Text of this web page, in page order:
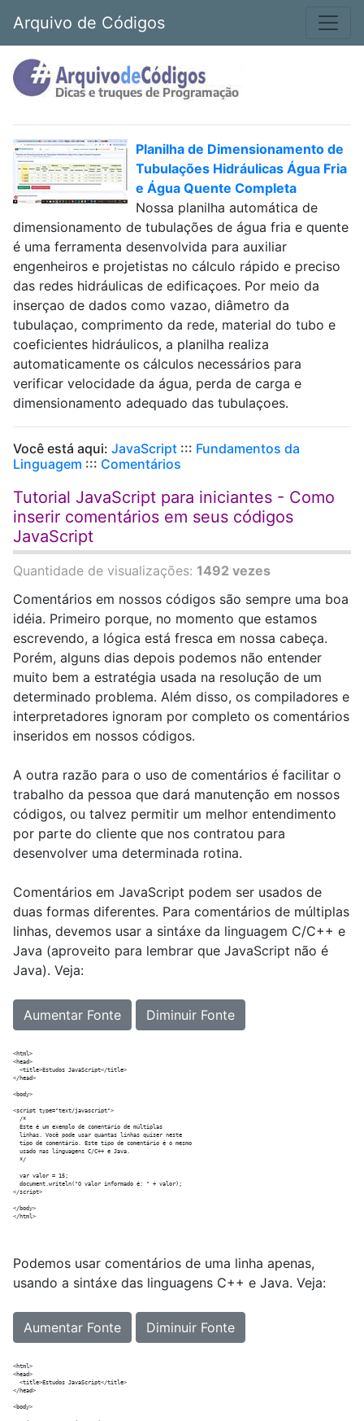
Arquivo de Códigos
Planilha de Dimensionamento de
Tubulações Hidráulicas Água Fria
e Água Quente Completa
Nossa planilha automática de
dimensionamento de tubulações de água fria e quente
é uma ferramenta desenvolvida para auxiliar
engenheiros e projetistas no cálculo rápido e preciso
das redes hidráulicas de edificaçoes. Por meio da
inserçao de dados como vazao, diâmetro da
tubulaçao, comprimento da rede, material do tubo e
coeficientes hidráulicos, a planilha realiza
automaticamente os cálculos necessários para
verificar velocidade da água, perda de carga e
dimensionamento adequado das tubulaçoes.
Você está aqui: JavaScript ::: Fundamentos da
Linguagem ::: Comentários
Tutorial JavaScript para iniciantes - Como
inserir comentários em seus códigos
JavaScript
Quantidade de visualizações: 1492 vezes
Comentários em nossos códigos são sempre uma boa
idéia. Primeiro porque, no momento que estamos
escrevendo, a lógica está fresca em nossa cabeça.
Porém, alguns dias depois podemos não entender
muito bem a estratégia usada na resolução de um
determinado problema. Além disso, os compiladores e
interpretadores ignoram por completo os comentários
inseridos em nossos códigos.
A outra razão para o uso de comentários é facilitar o
trabalho da pessoa que dará manutenção em nossos
códigos, ou talvez permitir um melhor entendimento
por parte do cliente que nos contratou para
desenvolver uma determinada rotina.
Comentários em JavaScript podem ser usados de
duas formas diferentes. Para comentários de múltiplas
linhas, devemos usar a sintáxe da linguagem C/C++ e
Java (aproveito para lembrar que JavaScript não é
Java). Veja:
Aumentar Fonte Diminuir Fonte
<html>
<head>
  <title>Estudos JavaScript</title>
</head>
<body>
<script type="text/javascript">
  /*
  Este é um exemplo de comentário de múltiplas
  linhas. Você pode usar quantas linhas quiser neste
  tipo de comentário. Este tipo de comentário é o mesmo
  usado nas linguagens C/C++ e Java.
  */
  var valor = 15;
  document.writeln("O valor informado é: " + valor);
</script>
</body>
Podemos usar comentários de uma linha apenas,
usando a sintáxe das linguagens C++ e Java. Veja:
Aumentar Fonte Diminuir Fonte
<html>
<head>
  <title>Estudos JavaScript</title>
</head>
<body>